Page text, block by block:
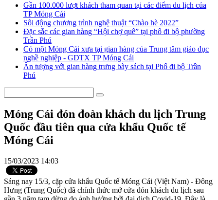
Gần 100.000 lượt khách tham quan tại các điểm du lịch của
TP Móng Cái
Sôi động chương trình nghệ thuật “Chào hè 2022”
Đặc sắc các gian hàng “Hội chợ quê” tại phố đi bộ phường
Trần Phú
Có một Móng Cái xưa tại gian hàng của Trung tâm giáo dục
nghề nghiệp - GDTX TP Móng Cái
Ấn tượng với gian hàng trưng bày sách tại Phố đi bộ Trần
Phú
Móng Cái đón đoàn khách du lịch Trung
Quốc đầu tiên qua cửa khẩu Quốc tế
Móng Cái
15/03/2023 14:03
Sáng nay 15/3, cặp cửa khẩu Quốc tế Móng Cái (Việt Nam) - Đông
Hưng (Trung Quốc) đã chính thức mở cửa đón khách du lịch sau